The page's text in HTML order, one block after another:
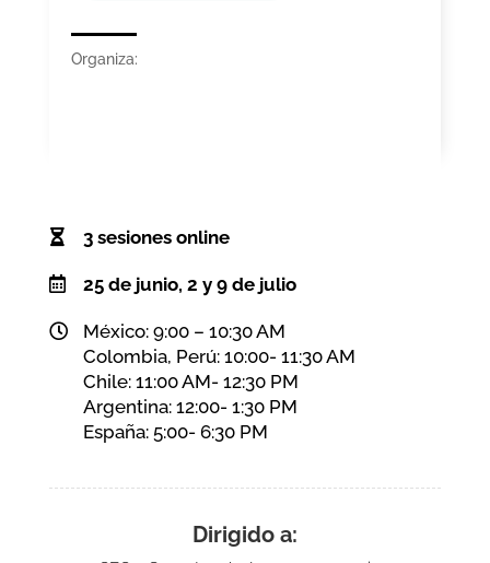
Organiza:
3 sesiones online
25 de junio, 2 y 9 de julio
México: 9:00 – 10:30 AM
Colombia, Perú: 10:00- 11:30 AM
Chile: 11:00 AM- 12:30 PM
Argentina: 12:00- 1:30 PM
España: 5:00- 6:30 PM
Dirigido a: